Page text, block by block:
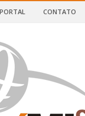
CONTATO